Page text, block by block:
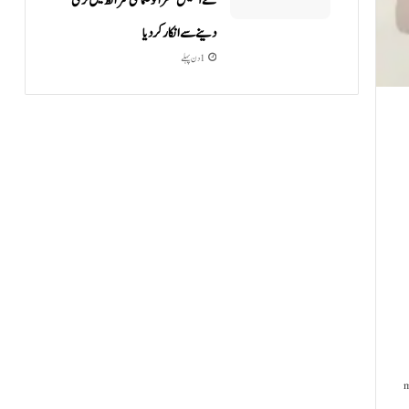
دینے سے انکار کر دیا
1 دن پہلے